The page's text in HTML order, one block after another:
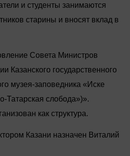
и студенты занимаются
старины и вносят вклад в
Совета Министров
Казанского государственного
музея-заповедника «Иске
Татарская слобода»)».
как структура.
Казани назначен Виталий